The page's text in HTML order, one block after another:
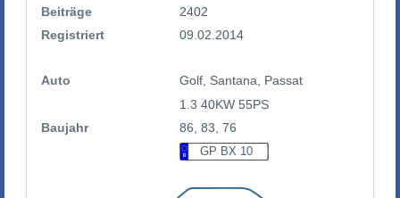
Beiträge
2402
Registriert
09.02.2014
Auto
Golf, Santana, Passat
1.3 40KW 55PS
Baujahr
86, 83, 76
GP BX 10